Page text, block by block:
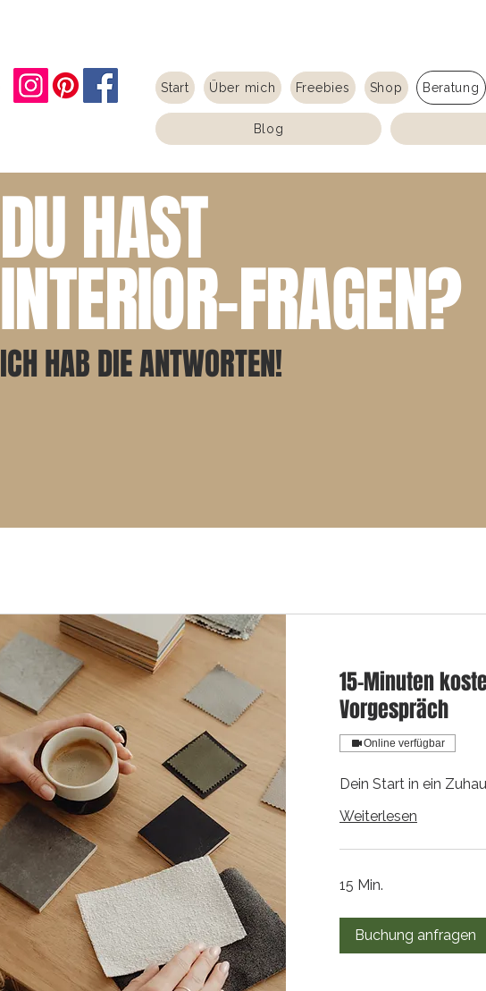
Start Über mich Freebies Shop Beratung
Blog
ICH HAB DIE ANTWORTEN!
DU HAST
INTERIOR-FRAGEN?
15-Minuten
Vorgespräch
Online verfügbar
Dein Start in ein
Weiterlesen
15 Min.
Buchung anfragen